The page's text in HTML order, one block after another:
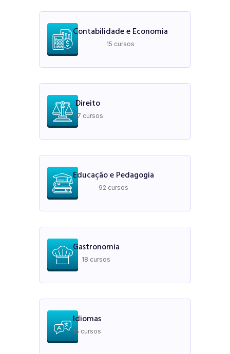
Contabilidade e Economia
15 cursos
Direito
37 cursos
Educação e Pedagogia
92 cursos
Gastronomia
18 cursos
Idiomas
15 cursos